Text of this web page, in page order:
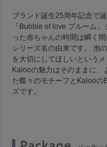
ブランド誕生25周年記念で
「Bubble of love プルーム
った赤ちゃんの時間は瞬く
シリーズ名の由来です。 泡
を大切にしてほしいという
Kalooの魅力はそのままに、
た蝶々のモチーフとKalooの
ズです。